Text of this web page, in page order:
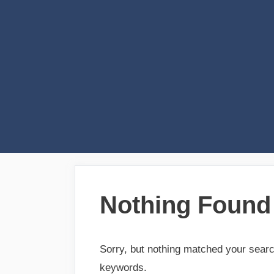
Nothing Found
Sorry, but nothing matched your
keywords.